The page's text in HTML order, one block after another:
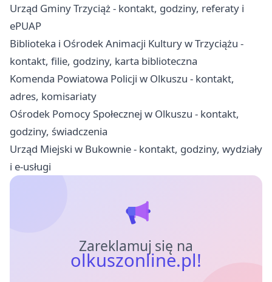
Urząd Gminy Trzyciąż - kontakt, godziny, referaty i
ePUAP
Biblioteka i Ośrodek Animacji Kultury w Trzyciążu -
kontakt, filie, godziny, karta biblioteczna
Komenda Powiatowa Policji w Olkuszu - kontakt,
adres, komisariaty
Ośrodek Pomocy Społecznej w Olkuszu - kontakt,
godziny, świadczenia
Urząd Miejski w Bukownie - kontakt, godziny, wydziały
i e-usługi
Zareklamuj się na
olkuszonline.pl!